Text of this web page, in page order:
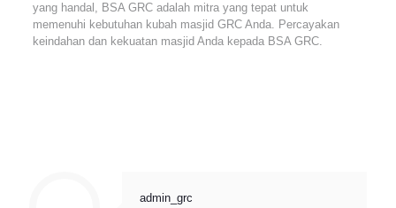
yang handal, BSA GRC adalah mitra yang tepat untuk
memenuhi kebutuhan kubah masjid GRC Anda. Percayakan
keindahan dan kekuatan masjid Anda kepada BSA GRC.
admin_grc